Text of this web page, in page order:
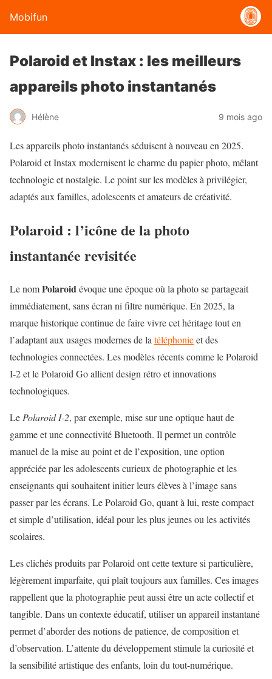
Mobifun
Polaroid et Instax : les meilleurs
appareils photo instantanés
Hélène 9 mois ago
Les appareils photo instantanés séduisent à nouveau en 2025.
Polaroid et Instax modernisent le charme du papier photo, mêlant
technologie et nostalgie. Le point sur les modèles à privilégier,
adaptés aux familles, adolescents et amateurs de créativité.
Polaroid : l’icône de la photo
instantanée revisitée
Le nomPolaroidévoque une époque où la photo se partageait
immédiatement, sans écran ni filtre numérique. En 2025, la
marque historique continue de faire vivre cet héritage tout en
l’adaptant aux usages modernes de la téléphonieet des
technologies connectées. Les modèles récents comme le Polaroid
I-2 et le Polaroid Go allient design rétro et innovations
technologiques.
Le Polaroid I-2, par exemple, mise sur une optique haut de
gamme et une connectivité Bluetooth. Il permet un contrôle
manuel de la mise au point et de l’exposition, une option
appréciée par les adolescents curieux de photographie et les
enseignants qui souhaitent initier leurs élèves à l’image sans
passer par les écrans. Le Polaroid Go, quant à lui, reste compact
et simple d’utilisation, idéal pour les plus jeunes ou les activités
scolaires.
Les clichés produits par Polaroid ont cette texture si particulière,
légèrement imparfaite, qui plaît toujours aux familles. Ces images
rappellent que la photographie peut aussi être un acte collectif et
tangible. Dans un contexte éducatif, utiliser un appareil instantané
permet d’aborder des notions de patience, de composition et
d’observation. L’attente du développement stimule la curiosité et
la sensibilité artistique des enfants, loin du tout-numérique.